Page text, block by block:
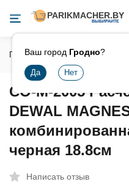
Ваш город Гродно?
Главная Инструмент
CO-M-2005
DEWAL
черная 18.8см
Написать отзыв